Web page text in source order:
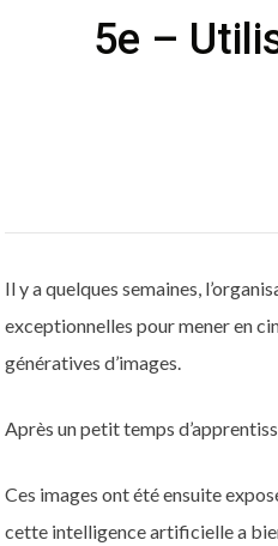
5e –
Il y a quelques semaines,
exceptionnelles pour mener en
génératives d’images.
Après un petit temps
Ces images ont été ensuite
cette intelligence artificielle a